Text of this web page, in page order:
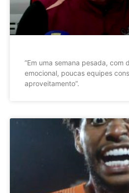
”Em uma semana pesada, com
emocional, poucas equipes
aproveitamento”.